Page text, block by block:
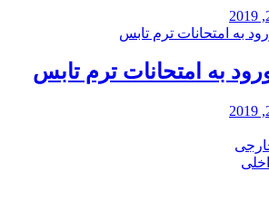
به امتحانات ترم تابس